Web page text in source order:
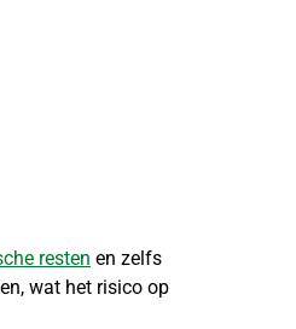
resten en zelfs
wat het risico op